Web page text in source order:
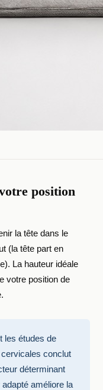
position
la tête dans le
(la tête part en
La hauteur idéale
votre position de
les études de
conclut
déterminant
améliore la